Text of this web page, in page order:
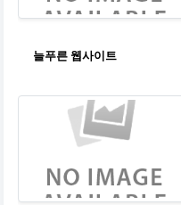
늘푸른 웹사이트